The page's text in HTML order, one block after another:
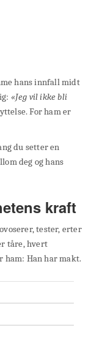
hans innfall midt
«Jeg vil ikke bli
For ham er
du setter en
deg og hans
kraft
tester, erter
tåre, hvert
Han har makt.